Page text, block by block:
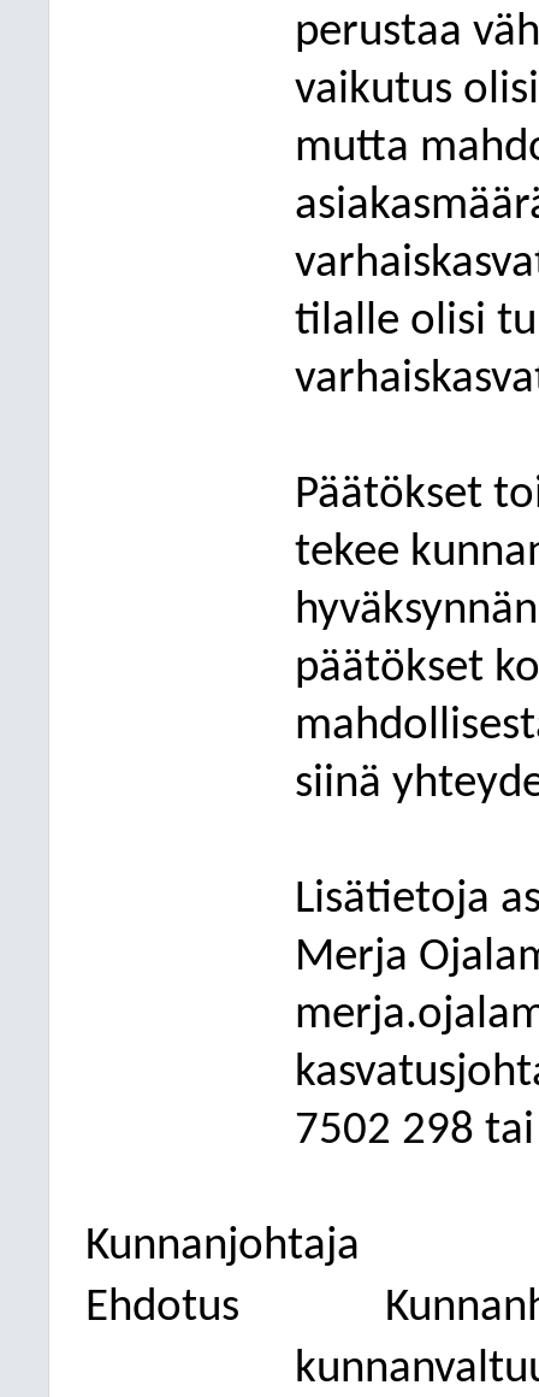
perustaa
vaikutus
mutta
tilalle olisi
Päätökset
tekee
päätökset
siinä
Lisätietoja
Merja
7502 298
Kunnanjohtaja
Ehdotus